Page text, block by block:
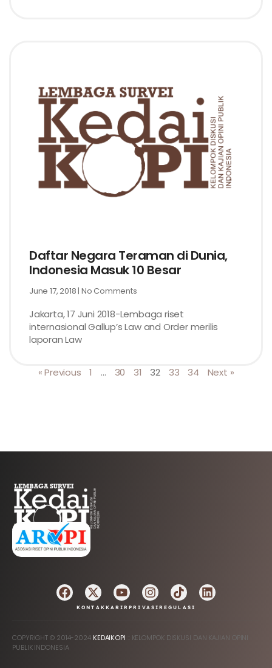
Daftar Negara Teraman di Dunia,
Indonesia Masuk 10 Besar
June 17, 2018 No Comments
Jakarta, 17 Juni 2018-Lembaga riset
internasional Gallup’s Law and Order merilis
laporan Law
« Previous 1 … 30 31 32 33 34 Next »
AFILIASI
KONTAK KARIRPRIVASI REGULASI
COPYRIGHT © 2014-2024 KEDAIKOPI :: KELOMPOK DISKUSI DAN KAJIAN OPINI
PUBLIK INDONESIA